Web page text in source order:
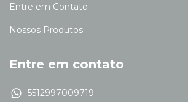
Entre em Contato
Nossos Produtos
Entre em contato
5512997009719